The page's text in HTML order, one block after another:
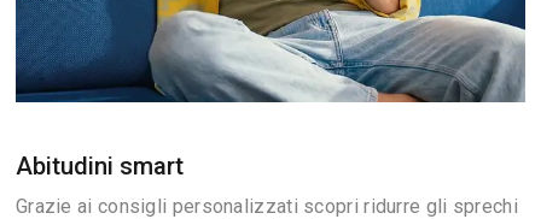
Abitudini smart
Grazie ai consigli personalizzati scopri ridurre gli sprechi